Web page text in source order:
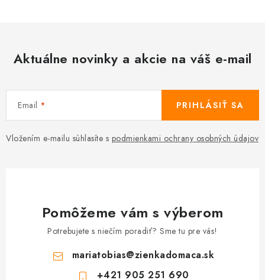
Aktuálne novinky a akcie na váš e-mail
Email
Vložením e-mailu súhlasíte s podmienkami ochrany osobných údajov
PRIHLÁSIŤ SA
Pomôžeme vám s výberom
Potrebujete s niečím poradiť? Sme tu pre vás!
mariatobias@zienkadomaca.sk
+421 905 251 690